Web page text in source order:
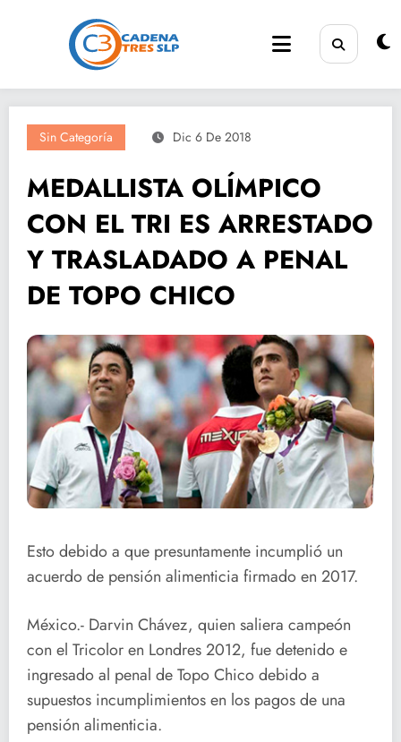
Sin Categoría Dic 6 De 2018
MEDALLISTA OLÍMPICO
CON EL TRI ES ARRESTADO
Y TRASLADADO A PENAL
DE TOPO CHICO
Esto debido a que presuntamente incumplió un
acuerdo de pensión alimenticia firmado en 2017.
México.- Darvin Chávez, quien saliera campeón
con el Tricolor en Londres 2012, fue detenido e
ingresado al penal de Topo Chico debido a
supuestos incumplimientos en los pagos de una
pensión alimenticia.